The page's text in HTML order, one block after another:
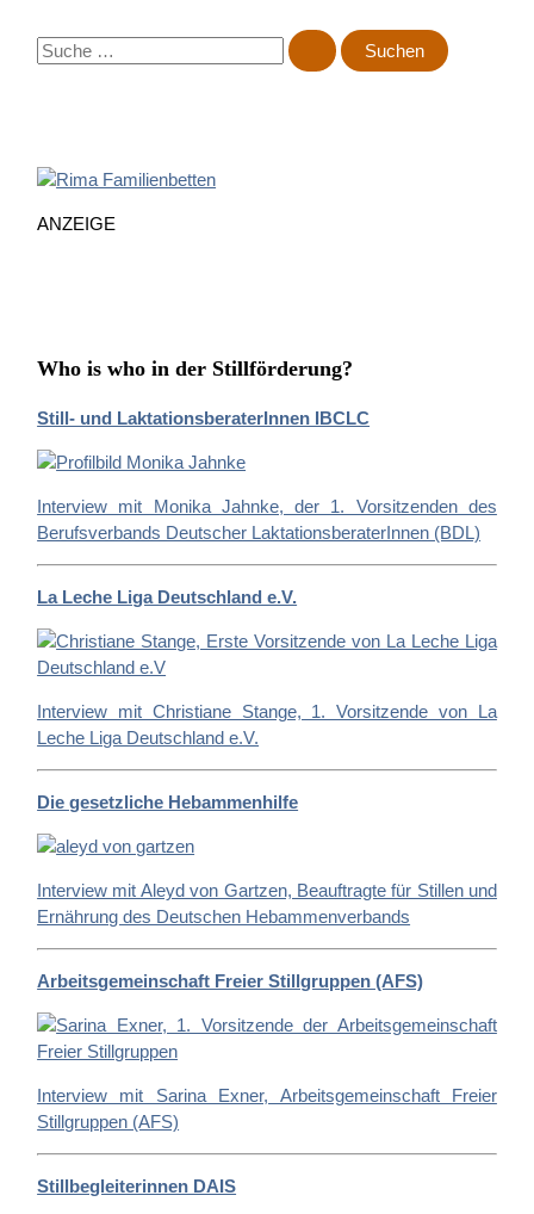
S
u
n
a
ANZEIGE
Who is who in der Stillförderung?
Still- und LaktationsberaterInnen IBCLC
Interview mit Monika Jahnke, der 1. Vorsitzenden des
Berufsverbands Deutscher LaktationsberaterInnen (BDL)
La Leche Liga Deutschland e.V.
Interview mit Christiane Stange, 1. Vorsitzende von La
Leche Liga Deutschland e.V.
Die gesetzliche Hebammenhilfe
Interview mit Aleyd von Gartzen, Beauftragte für Stillen und
Ernährung des Deutschen Hebammenverbands
Arbeitsgemeinschaft Freier Stillgruppen (AFS)
Interview mit Sarina Exner, Arbeitsgemeinschaft Freier
Stillgruppen (AFS)
Stillbegleiterinnen DAIS